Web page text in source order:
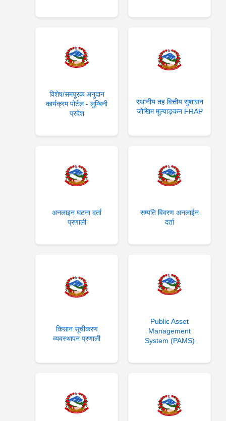
विशेष/समपूरक अनुदान
कार्यक्रम पोर्टल - लुम्बिनी
प्रदेश
स्थानीय तह वित्तीय सुशासन
जोखिम मूल्याङ्कन FRAP
अनलाइन घटना दर्ता
प्रणाली
सम्पति विवरण अनलाईन
दर्ता
किसान सूचीकरण
व्यवस्थापन प्रणाली
Public Asset
Management
System (PAMS)